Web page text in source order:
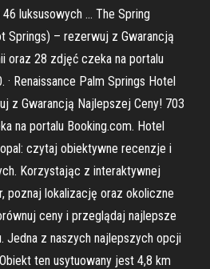
luksusowych … The Spring
Springs) – rezerwuj z Gwarancją
oraz 28 zdjęć czeka na portalu
· Renaissance Palm Springs Hotel
z Gwarancją Najlepszej Ceny! 703
na portalu Booking.com. Hotel
czytaj obiektywne recenzje i
Korzystając z interaktywnej
poznaj lokalizację oraz okoliczne
ceny i przeglądaj najlepsze
z naszych najlepszych opcji
ten usytuowany jest 4,8 km